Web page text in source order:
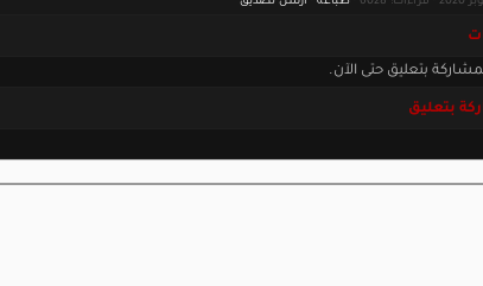
بتعليق حتى الآن.
بتعليق